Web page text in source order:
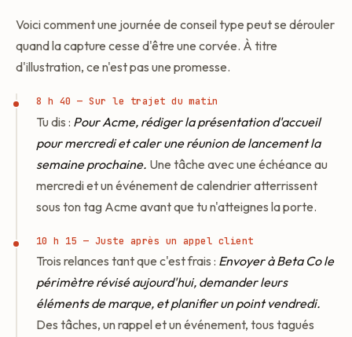
Voici comment une journée de conseil type peut se dérouler
quand la capture cesse d'être une corvée. À titre
d'illustration, ce n'est pas une promesse.
8 h 40 — Sur le trajet du matin
Tu dis : Pour Acme, rédiger la présentation d'accueil
pour mercredi et caler une réunion de lancement la
semaine prochaine. Une tâche avec une échéance au
mercredi et un événement de calendrier atterrissent
sous ton tag Acme avant que tu n'atteignes la porte.
10 h 15 — Juste après un appel client
Trois relances tant que c'est frais : Envoyer à Beta Co le
périmètre révisé aujourd'hui, demander leurs
éléments de marque, et planifier un point vendredi.
Des tâches, un rappel et un événement, tous tagués